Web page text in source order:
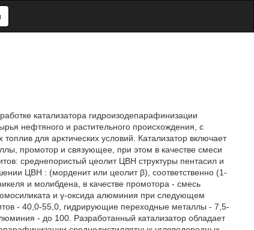
катализатора гидроизодепарафинизации
нефтяного и растительного происхождения, с
для арктических условий. Катализатор включает
промотор и связующее, при этом в качестве смеси
среднепористый цеолит ЦВН структуры пентасил и
ЦВН : (морденит или цеолит β), соответственно (1-
и молибдена, в качестве промотора - смесь
и γ-оксида алюминия при следующем
- 40,0-55,0, гидрирующие переходные металлы - 7,5-
- до 100. Разработанный катализатор обладает